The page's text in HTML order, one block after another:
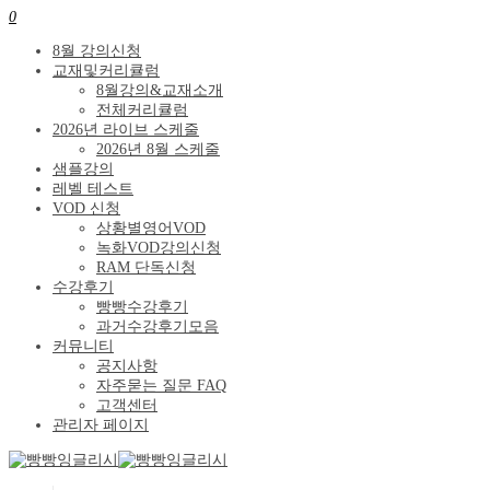
0
8월 강의신청
교재및커리큘럼
8월강의&교재소개
전체커리큘럼
2026년 라이브 스케줄
2026년 8월 스케줄
샘플강의
레벨 테스트
VOD 신청
상황별영어VOD
녹화VOD강의신청
RAM 단독신청
수강후기
빵빵수강후기
과거수강후기모음
커뮤니티
공지사항
자주묻는 질문 FAQ
고객센터
관리자 페이지